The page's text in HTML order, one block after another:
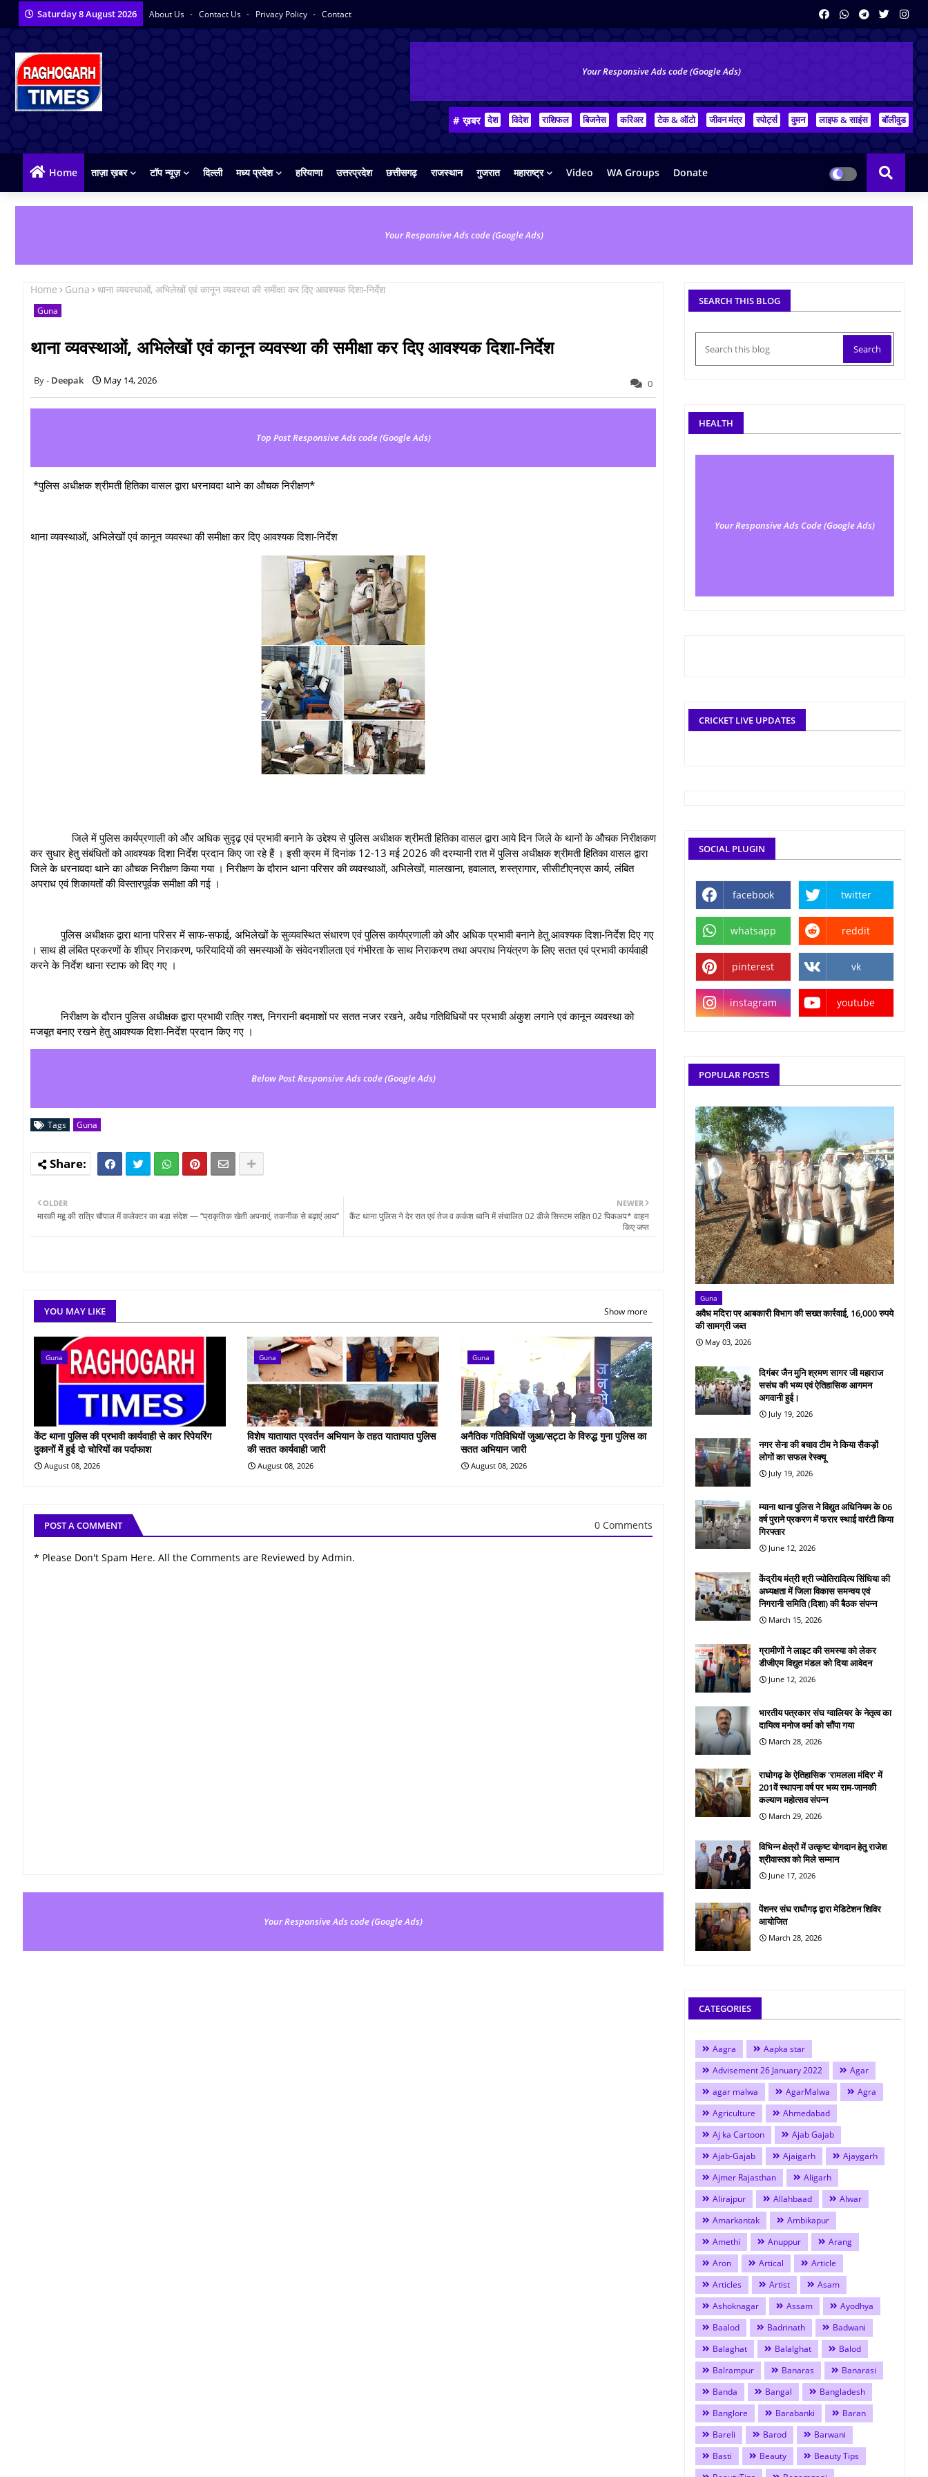
Saturday 8 August 2026 About Us Contact Us Privacy Policy Contact
Your Responsive Ads code (Google Ads)
# ख़बर देश विदेश राशिफल बिजनेस करिअर टेक & ऑटो जीवन मंत्र स्पोर्ट्स वुमन लाइफ & साइंस बॉलीवुड
Home ताज़ा ख़बर टॉप न्यूज़ दिल्ली मध्य प्रदेश हरियाणा उत्तरप्रदेश छत्तीसगढ़ राजस्थान गुजरात महाराष्ट्र Video WA Groups Donate
Your Responsive Ads code (Google Ads)
Home Guna थाना व्यवस्थाओं, अभिलेखों एवं कानून व्यवस्था की समीक्षा कर दिए आवश्यक दिशा-निर्देश
Guna
थाना व्यवस्थाओं, अभिलेखों एवं कानून व्यवस्था की समीक्षा कर दिए आवश्यक दिशा-निर्देश
Deepak May 14, 2026 0
Top Post Responsive Ads code (Google Ads)
*पुलिस अधीक्षक श्रीमती हितिका वासल द्वारा धरनावदा थाने का औचक निरीक्षण*
थाना व्यवस्थाओं, अभिलेखों एवं कानून व्यवस्था की समीक्षा कर दिए आवश्यक दिशा-निर्देश
जिले में पुलिस कार्यप्रणाली को और अधिक सुदृढ़ एवं प्रभावी बनाने के उद्देश्य से पुलिस अधीक्षक श्रीमती हितिका वासल द्वारा आये दिन जिले के थानों के औचक निरीक्षकण
कर सुधार हेतु संबंधितों को आवश्यक दिशा निर्देश प्रदान किए जा रहे हैं । इसी क्रम में दिनांक 12-13 मई 2026 की दरम्यानी रात में पुलिस अधीक्षक श्रीमती हितिका वासल द्वारा
जिले के धरनावदा थाने का औचक निरीक्षण किया गया । निरीक्षण के दौरान थाना परिसर की व्यवस्थाओं, अभिलेखों, मालखाना, हवालात, शस्त्रागार, सीसीटीएनएस कार्य, लंबित
अपराध एवं शिकायतों की विस्तारपूर्वक समीक्षा की गई ।
पुलिस अधीक्षक द्वारा थाना परिसर में साफ-सफाई, अभिलेखों के सुव्यवस्थित संधारण एवं पुलिस कार्यप्रणाली को और अधिक प्रभावी बनाने हेतु आवश्यक दिशा-निर्देश दिए गए
। साथ ही लंबित प्रकरणों के शीघ्र निराकरण, फरियादियों की समस्याओं के संवेदनशीलता एवं गंभीरता के साथ निराकरण तथा अपराध नियंत्रण के लिए सतत एवं प्रभावी कार्यवाही
करने के निर्देश थाना स्टाफ को दिए गए ।
निरीक्षण के दौरान पुलिस अधीक्षक द्वारा प्रभावी रात्रि गश्त, निगरानी बदमाशों पर सतत नजर रखने, अवैध गतिविधियों पर प्रभावी अंकुश लगाने एवं कानून व्यवस्था को
मजबूत बनाए रखने हेतु आवश्यक दिशा-निर्देश प्रदान किए गए ।
Below Post Responsive Ads code (Google Ads)
Tags Guna
NEWER
कैंट थाना पुलिस ने देर रात एवं तेज व कर्कश ध्वनि में संचालित 02 डीजे सिस्टम सहित 02 पिकअप* वाहन
किए जप्त
OLDER
मारकी महू की रात्रि चौपाल में कलेक्टर का बड़ा संदेश — “प्राकृतिक खेती अपनाएं, तकनीक से बढ़ाएं आय”
YOU MAY LIKE Show more
Guna
केंट थाना पुलिस की प्रभावी कार्यवाही से कार रिपेयरिंग
दुकानों में हुई दो चोरियों का पर्दाफाश
August 08, 2026
Guna
विशेष यातायात प्रवर्तन अभियान के तहत यातायात पुलिस
की सतत कार्यवाही जारी
August 08, 2026
Guna
अनैतिक गतिविधियों जुआ/सट्टा के विरुद्ध गुना पुलिस का
सतत अभियान जारी
August 08, 2026
POST A COMMENT 0 Comments
* Please Don't Spam Here. All the Comments are Reviewed by Admin.
Your Responsive Ads code (Google Ads)
SEARCH THIS BLOG
HEALTH
Your Responsive Ads Code (Google Ads)
CRICKET LIVE UPDATES
SOCIAL PLUGIN
facebook twitter
whatsapp reddit
pinterest vk
instagram youtube
POPULAR POSTS
Guna
अवैध मदिरा पर आबकारी विभाग की सख्त कार्रवाई, 16,000 रुपये
की सामग्री जब्त
May 03, 2026
दिगंबर जैन मुनि श्रमण सागर जी महाराज
ससंघ की भव्य एवं ऐतिहासिक आगमन
अगवानी हुई।
July 19, 2026
नगर सेना की बचाव टीम ने किया सैकड़ों
लोगों का सफल रेस्क्यू
July 19, 2026
म्याना थाना पुलिस ने विद्युत अधिनियम के 06
वर्ष पुराने प्रकरण में फरार स्थाई वारंटी किया
गिरफ्तार
June 12, 2026
केंद्रीय मंत्री श्री ज्योतिरादित्य सिंधिया की
अध्यक्षता में जिला विकास समन्वय एवं
निगरानी समिति (दिशा) की बैठक संपन्न
March 15, 2026
ग्रामीणों ने लाइट की समस्या को लेकर
डीजीएम विद्युत मंडल को दिया आवेदन
June 12, 2026
भारतीय पत्रकार संघ ग्वालियर के नेतृत्व का
दायित्व मनोज वर्मा को सौंपा गया
March 28, 2026
राघोगढ़ के ऐतिहासिक 'रामलला मंदिर' में
201वें स्थापना वर्ष पर भव्य राम-जानकी
कल्याण महोत्सव संपन्न
March 29, 2026
विभिन्न क्षेत्रों में उत्कृष्ट योगदान हेतु राजेश
श्रीवास्तव को मिले सम्मान
June 17, 2026
पेंशनर संघ राघौगढ़ द्वारा मेडिटेशन शिविर
आयोजित
March 28, 2026
CATEGORIES
Aagra
Aapka star
Advisement 26 January 2022
Agar
agar malwa
AgarMalwa
Agra
Agriculture
Ahmedabad
Aj ka Cartoon
Ajab Gajab
Ajab-Gajab
Ajaigarh
Ajaygarh
Ajmer Rajasthan
Aligarh
Alirajpur
Allahbaad
Alwar
Amarkantak
Ambikapur
Amethi
Anuppur
Arang
Aron
Artical
Article
Articles
Artist
Asam
Ashoknagar
Assam
Ayodhya
Baalod
Badrinath
Badwani
Balaghat
Balalghat
Balod
Balrampur
Banaras
Banarasi
Banda
Bangal
Bangladesh
Banglore
Barabanki
Baran
Bareli
Barod
Barwani
Basti
Beauty
Beauty Tips